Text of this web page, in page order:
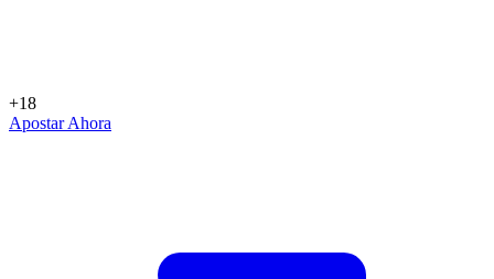
+18
Apostar Ahora